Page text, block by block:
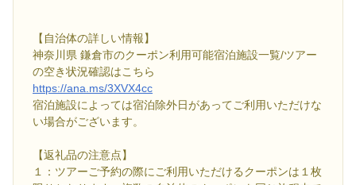
【自治体の詳しい情報】
神奈川県 鎌倉市のクーポン利用可能宿泊施設一覧/ツアー
の空き状況確認はこちら
https://ana.ms/3XVX4cc
宿泊施設によっては宿泊除外日があってご利用いただけな
い場合がございます。
【返礼品の注意点】
１：ツアーご予約の際にご利用いただけるクーポンは１枚